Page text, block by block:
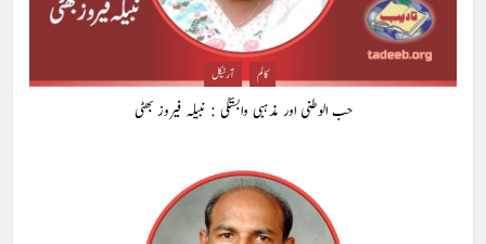
آرٹیکل کالم
حب الوطنی اور مذہبی وابستگی : نبیلہ فیروز بھٹی